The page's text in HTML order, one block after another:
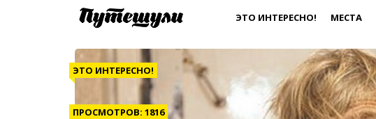
ЭТО ИНТЕРЕСНО! МЕСТА
ЭТО ИНТЕРЕСНО!
ПРОСМОТРОВ: 1816